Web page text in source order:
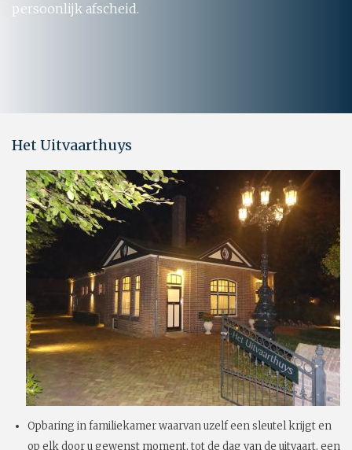
persoonlijk afscheid.
Het Uitvaarthuys
Opbaring in familiekamer waarvan uzelf een sleutel krijgt en
op elk door u gewenst moment, tot de dag van de uitvaart, een